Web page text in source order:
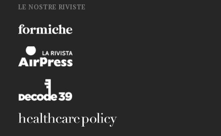
LE NOSTRE RIVISTE